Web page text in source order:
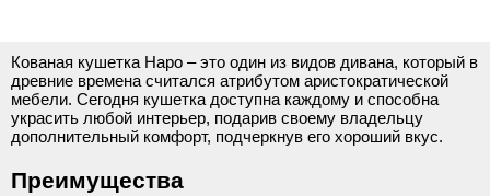
Кованая кушетка Наро – это один из видов дивана, который в
древние времена считался атрибутом аристократической
мебели. Сегодня кушетка доступна каждому и способна
украсить любой интерьер, подарив своему владельцу
дополнительный комфорт, подчеркнув его хороший вкус.
Преимущества